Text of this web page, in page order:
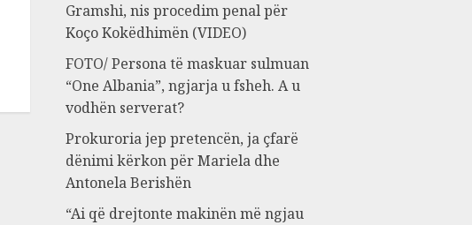
Gramshi, nis procedim penal për
Koço Kokëdhimën (VIDEO)
FOTO/ Persona të maskuar sulmuan
“One Albania”, ngjarja u fsheh. A u
vodhën serverat?
Prokuroria jep pretencën, ja çfarë
dënimi kërkon për Mariela dhe
Antonela Berishën
“Ai që drejtonte makinën më ngjau